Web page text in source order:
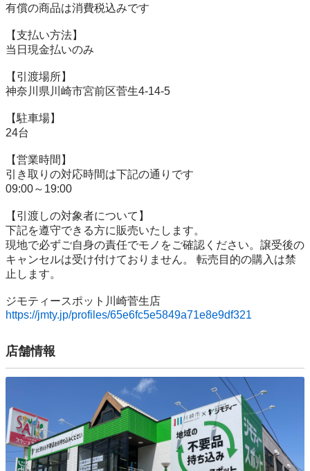
有償の商品は消費税込みです
【⽀払い⽅法】
当⽇現⾦払いのみ
【引渡場所】
神奈川県川崎市宮前区菅生4-14-5
【駐⾞場】
24台
【営業時間】
引き取りの対応時間は下記の通りです
09:00～19:00
【引渡しの対象者について】
下記を遵守できる⽅に販売いたします。
現地で必ずご⾃⾝の責任でモノをご確認ください。譲受後の
キャンセルは受け付けておりません。 転売⽬的の購⼊は禁
⽌します。
https://jmty.jp/profiles/65e6fc5e5849a71e8e9df321
店舗情報